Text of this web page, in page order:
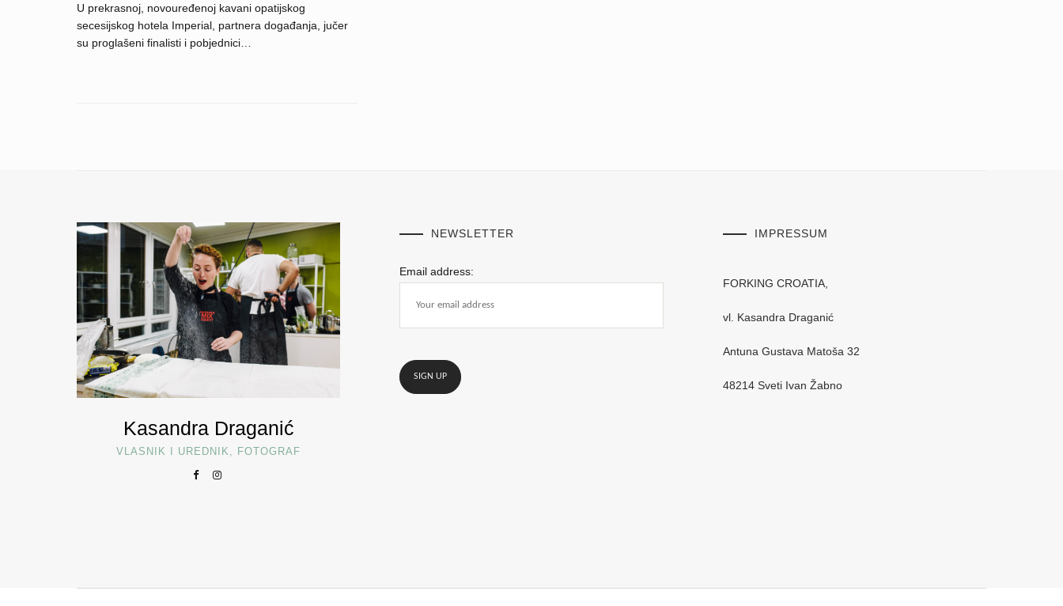
U prekrasnoj, novouređenoj kavani opatijskog
secesijskog hotela Imperial, partnera događanja, jučer
su proglašeni finalisti i pobjednici…
Kasandra Draganić
VLASNIK I UREDNIK, FOTOGRAF
NEWSLETTER
Email address:
IMPRESSUM
FORKING CROATIA,
vl. Kasandra Draganić
Antuna Gustava Matoša 32
48214 Sveti Ivan Žabno